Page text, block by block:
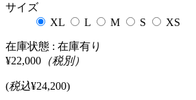
サイズ
XL
L M S XS
在庫状態 : 在庫有り
¥22,000 （税別）
(税込¥24,200)